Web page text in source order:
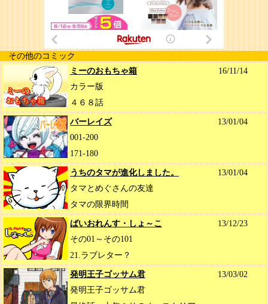
その他のコミック
ミーのおもちゃ箱
16/11/14
カラー版
４６８話
バーレイズ
13/01/04
001-200
171-180
うちのタマが進化しました。
13/01/04
タマとめぐさんの友達
タマの限界時間
ばいおれんす・しょ～こ
13/12/23
その01～その101
21.ラブレター？
発明王子ゴッサム君
13/03/02
発明王子ゴッサム君